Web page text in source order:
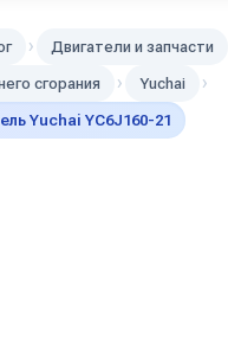
› Двигатели и запчасти
сгорания › Yuchai ›
Yuchai YC6J160-21